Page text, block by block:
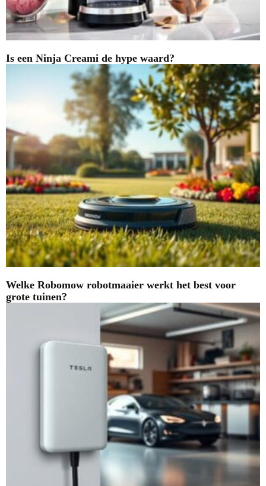
Is een Ninja Creami de hype waard?
Welke Robomow robotmaaier werkt het best voor
grote tuinen?